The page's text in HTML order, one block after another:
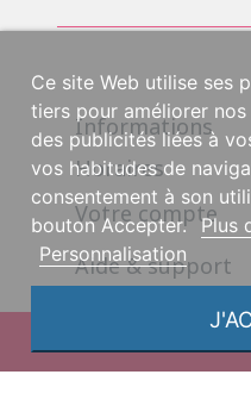
Informations
Horaires
Votre compte
Aide & support
Ce site Web utilise ses
tiers pour améliorer
des publicités liées à
vos habitudes de
consentement à son
bouton Accepter. Plus
Personnalisation